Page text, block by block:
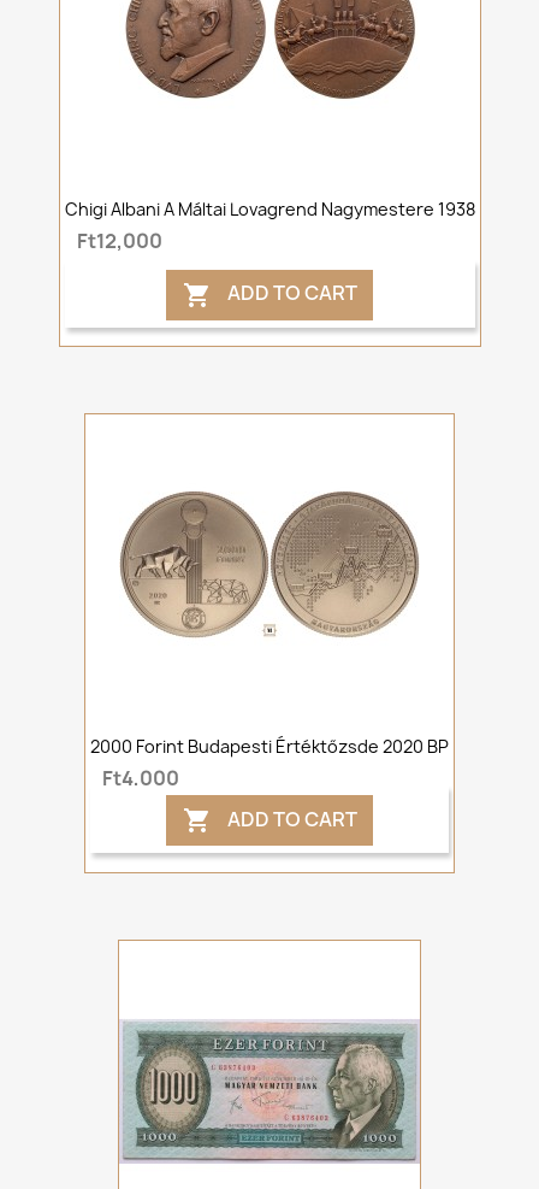
Chigi Albani A Máltai Lovagrend Nagymestere 1938
Ft12,000
 ADD TO CART
2000 Forint Budapesti Értéktőzsde 2020 BP
Ft4,000
 ADD TO CART